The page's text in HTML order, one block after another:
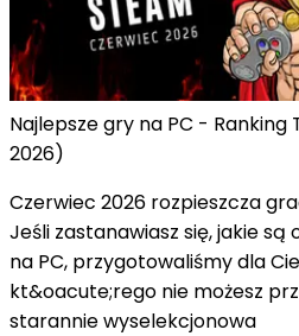
Najlepsze gry na PC - Ranking
2026)
Czerwiec 2026 rozpieszcza
Jeśli zastanawiasz się, jakie
na PC, przygotowaliśmy dla
kt&oacute;rego nie możesz
starannie wyselekcjonowa